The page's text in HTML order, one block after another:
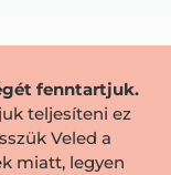
fenntartjuk.
teljesíteni ez
Veled a
miatt, legyen